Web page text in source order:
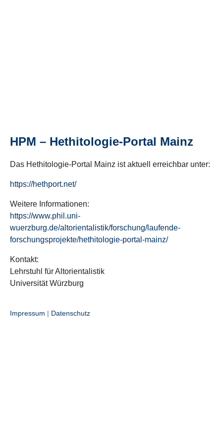
HPM – Hethitologie-Portal Mainz
Das Hethitologie-Portal Mainz ist aktuell erreichbar unter:
https://hethport.net/
Weitere Informationen:
https://www.phil.uni-
wuerzburg.de/altorientalistik/forschung/laufende-
forschungsprojekte/hethitologie-portal-mainz/
Kontakt:
Lehrstuhl für Altorientalistik
Universität Würzburg
Impressum | Datenschutz